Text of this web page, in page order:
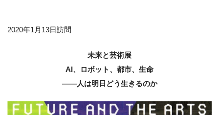
2020年1月13日訪問
未来と芸術展
AI、ロボット、都市、生命
――人は明日どう生きるのか